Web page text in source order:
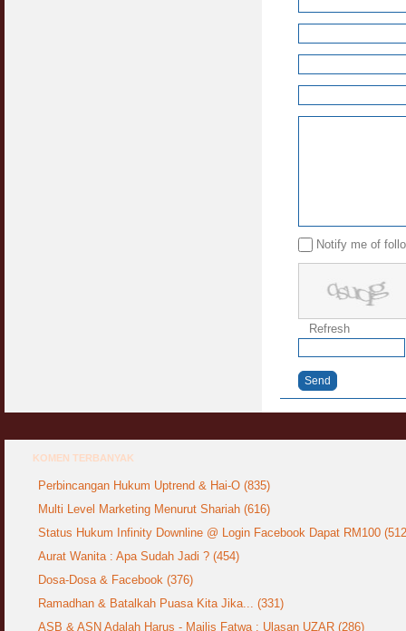
Notify me of
Refresh
Send
KOMEN TERBANYAK
Perbincangan Hukum Uptrend & Hai-O (835)
Multi Level Marketing Menurut Shariah (616)
Status Hukum Infinity Downline @ Login Facebook Dapat RM100
Aurat Wanita : Apa Sudah Jadi ? (454)
Dosa-Dosa & Facebook (376)
Ramadhan & Batalkah Puasa Kita Jika... (331)
ASB & ASN Adalah Harus - Majlis Fatwa : Ulasan UZAR (286)